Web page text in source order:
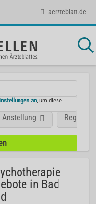
aerzteblatt.de
an , um diese
Anstellung Region
in Bad